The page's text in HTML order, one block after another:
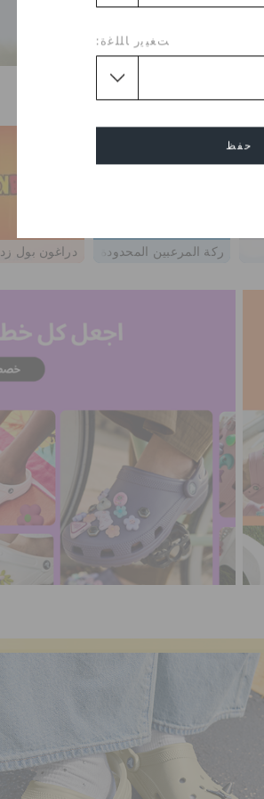
ﺖﻐﻴﻳﺭ ﺎﻠﻠﻏﺓ:
حفظ
دراغون بول زد شركة المرعبين المحدودة